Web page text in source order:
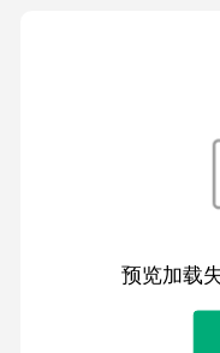
预览加载